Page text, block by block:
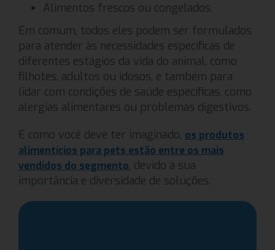
Alimentos frescos ou congelados.
Em comum, todos eles podem ser formulados
para atender às necessidades específicas de
diferentes estágios da vida do animal, como
filhotes, adultos ou idosos, e também para
lidar com condições de saúde específicas, como
alergias alimentares ou problemas digestivos.
E como você deve ter imaginado, os produtos
alimentícios para pets estão entre os mais
vendidos do segmento, devido à sua
importância e diversidade de soluções.